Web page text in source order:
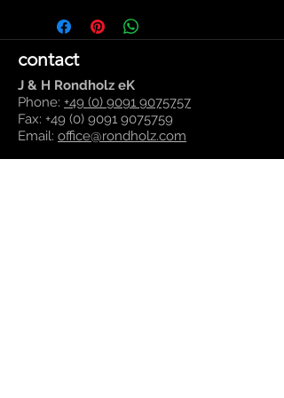
contact
J & H Rondholz eK
Phone: +49 (0) 9091 9075757
Fax: +49 (0) 9091 9075759
Email: office@rondholz.com